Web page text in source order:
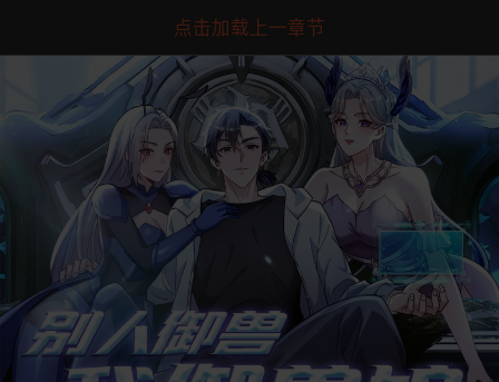
点击加载上一章节